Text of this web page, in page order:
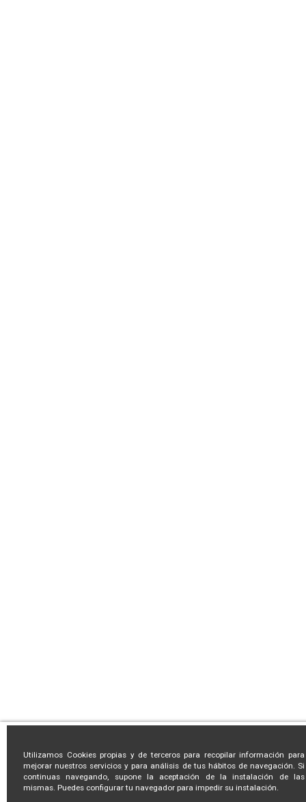
Utilizamos Cookies propias y de terceros para recopilar información para
mejorar nuestros servicios y para análisis de tus hábitos de navegación. Si
continuas navegando, supone la aceptación de la instalación de las
mismas. Puedes configurar tu navegador para impedir su instalación.